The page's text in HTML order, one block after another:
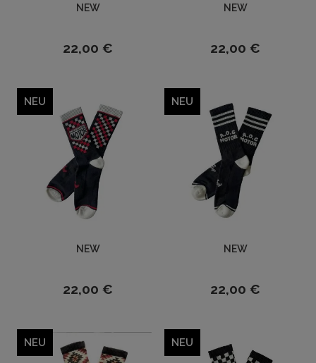
NEW
22,00 €
NEW
22,00 €
NEU
NEW
22,00 €
NEU
NEW
22,00 €
NEU NEU